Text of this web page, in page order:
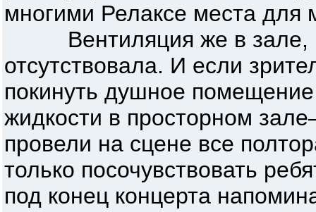
многими Релаксе места для
Вентиляция же в зале,
отсутствовала. И если
покинуть душное
жидкости в просторном
провели на сцене все
только посочувствовать
под конец концерта